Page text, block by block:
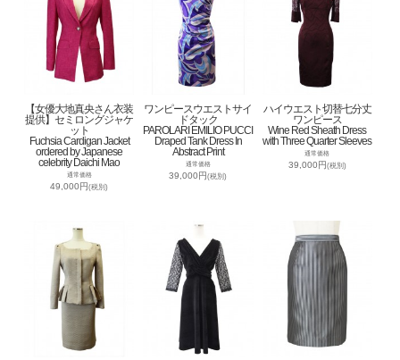
【女優大地真央さん衣装
提供】セミロングジャケ
ット
Fuchsia Cardigan Jacket
ordered by Japanese
celebrity Daichi Mao
通常価格
49,000円(税別)
ワンピースウエストサイ
ドタック
PAROLARI EMILIO PUCCI
Draped Tank Dress In
Abstract Print
通常価格
39,000円(税別)
ハイウエスト切替七分丈
ワンピース
Wine Red Sheath Dress
with Three Quarter Sleeves
通常価格
39,000円 (税別)